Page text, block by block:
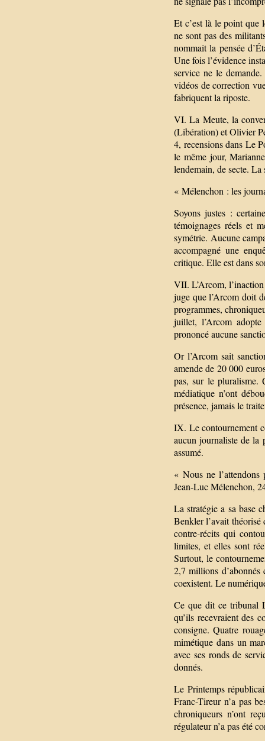
Et c’est là le point que
ne sont pas des
nommait la pensée
Une fois l’évidence
service ne le
vidéos de correction
fabriquent la riposte.
VI. La Meute, la
(Libération) et Olivier
4, recensions dans Le
le même jour,
lendemain, de secte. La
« Mélenchon : les
Soyons justes :
témoignages réels et
symétrie. Aucune
accompagné une
critique. Elle est dans
VII. L’Arcom,
juge que l’Arcom doit
programmes,
juillet, l’Arcom
prononcé aucune
Or l’Arcom sait
amende de 20 000
pas, sur le pluralisme.
médiatique n’ont
présence, jamais le
IX. Le contournement
aucun journaliste de la
assumé.
« Nous ne
Jean-Luc Mélenchon,
La stratégie a sa base
Benkler l’avait théorisé
contre-récits qui
limites, et elles sont
Surtout, le
2,7 millions d’abonnés
coexistent. Le
Ce que dit ce tribunal
qu’ils recevraient des
consigne. Quatre
mimétique dans un
avec ses ronds de
donnés.
Le Printemps
Franc-Tireur n’a pas
chroniqueurs n’ont
régulateur n’a pas été